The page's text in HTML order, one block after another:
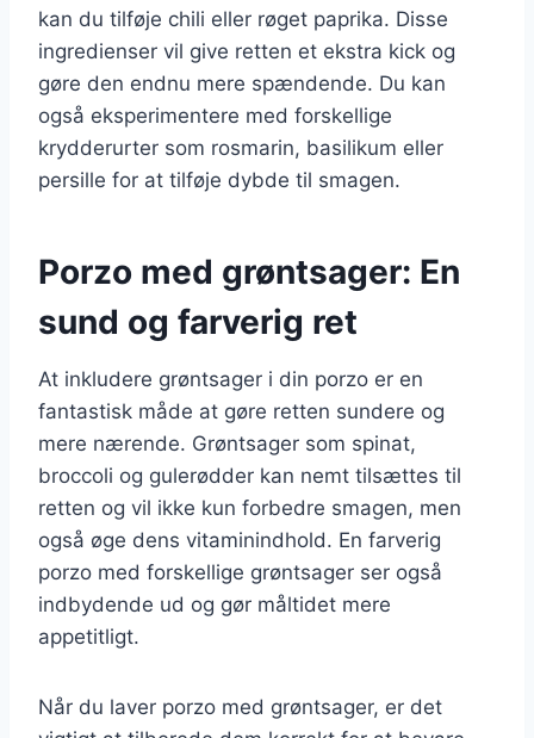
kan du tilføje chili eller røget paprika. Disse
ingredienser vil give retten et ekstra kick og
gøre den endnu mere spændende. Du kan
også eksperimentere med forskellige
krydderurter som rosmarin, basilikum eller
persille for at tilføje dybde til smagen.
Porzo med grøntsager: En
sund og farverig ret
At inkludere grøntsager i din porzo er en
fantastisk måde at gøre retten sundere og
mere nærende. Grøntsager som spinat,
broccoli og gulerødder kan nemt tilsættes til
retten og vil ikke kun forbedre smagen, men
også øge dens vitaminindhold. En farverig
porzo med forskellige grøntsager ser også
indbydende ud og gør måltidet mere
appetitligt.
Når du laver porzo med grøntsager, er det